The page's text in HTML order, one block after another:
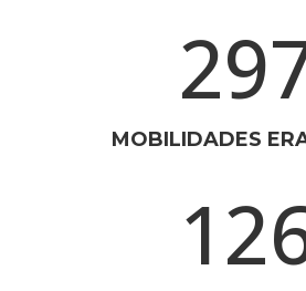
MOBILIDADES